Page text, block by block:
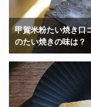
甲賀米粉たい焼き
のたい焼きの味は？